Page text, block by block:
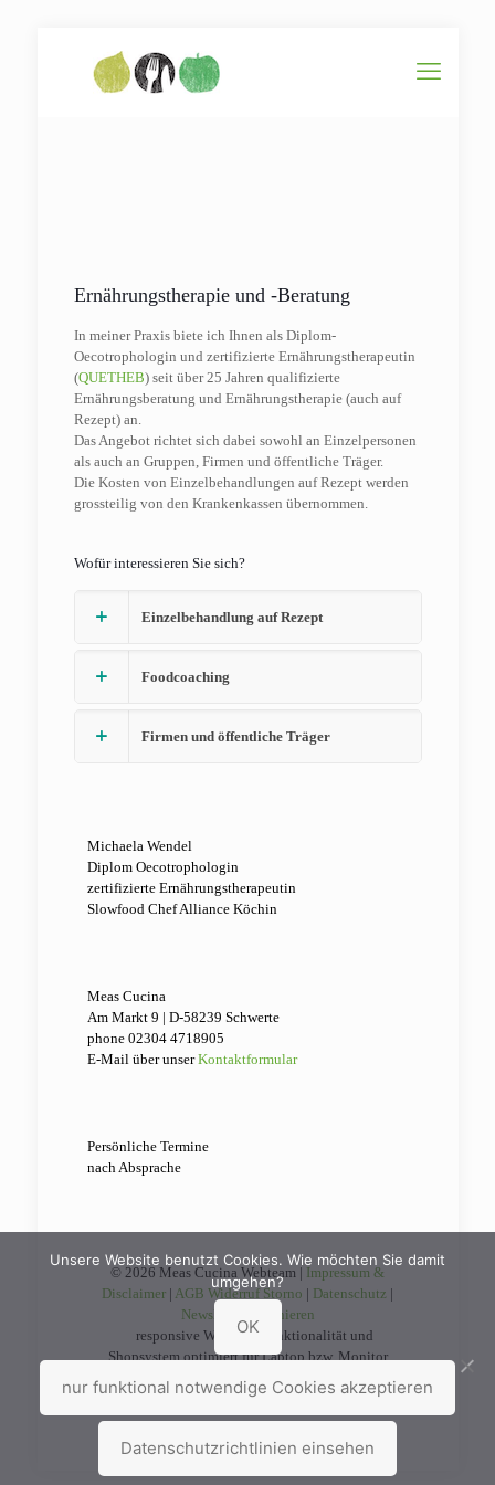
Ernährungstherapie und -Beratung
In meiner Praxis biete ich Ihnen als Diplom-
Oecotrophologin und zertifizierte Ernährungstherapeutin
(QUETHEB) seit über 25 Jahren qualifizierte
Ernährungsberatung und Ernährungstherapie (auch auf
Rezept) an.
Das Angebot richtet sich dabei sowohl an Einzelpersonen
als auch an Gruppen, Firmen und öffentliche Träger.
Die Kosten von Einzelbehandlungen auf Rezept werden
grossteilig von den Krankenkassen übernommen.
Wofür interessieren Sie sich?
Einzelbehandlung auf Rezept
Foodcoaching
Firmen und öffentliche Träger
Michaela Wendel
Diplom Oecotrophologin
zertifizierte Ernährungstherapeutin‬‬‬
Slowfood Chef Alliance Köchin
Meas Cucina
Am Markt 9 | D-58239 Schwerte
phone 02304 4718905‬‬‬
E-Mail über unserKontaktformular
Persönliche Termine
nach Absprache
© 2026 Meas Cucina Webteam | Impressum &
Disclaimer | AGB Widerruf Storno | Datenschutz |
Newsletter abbonieren
responsive Website | Funktionalität und
Shopsystem optimiert für Laptop bzw. Monitor
Unsere Website benutzt Cookies. Wie möchten Sie damit
umgehen?
OK
nur funktional notwendige Cookies akzeptieren
Datenschutzrichtlinien einsehen